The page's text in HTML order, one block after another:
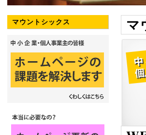
マ
マウントシックス